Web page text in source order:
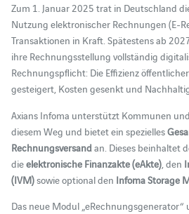
Zum 1. Januar 2025 trat in Deutschland
Nutzung elektronischer Rechnungen (E-
Transaktionen in Kraft. Spätestens ab
ihre Rechnungsstellung vollständig
Rechnungspflicht: Die Effizienz
gesteigert, Kosten gesenkt und
Axians Infoma unterstützt Kommunen
diesem Weg und bietet ein spezielles
Rechnungsversand an. Dieses beinhaltet
dieelektronische Finanzakte (eAkte), den
(IVM)sowie optional den Infoma Storage
Das neue Modul